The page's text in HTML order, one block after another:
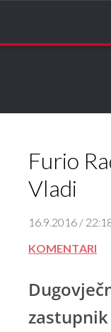
Furio
Vladi
16.9.2016 /
KOMENTARI